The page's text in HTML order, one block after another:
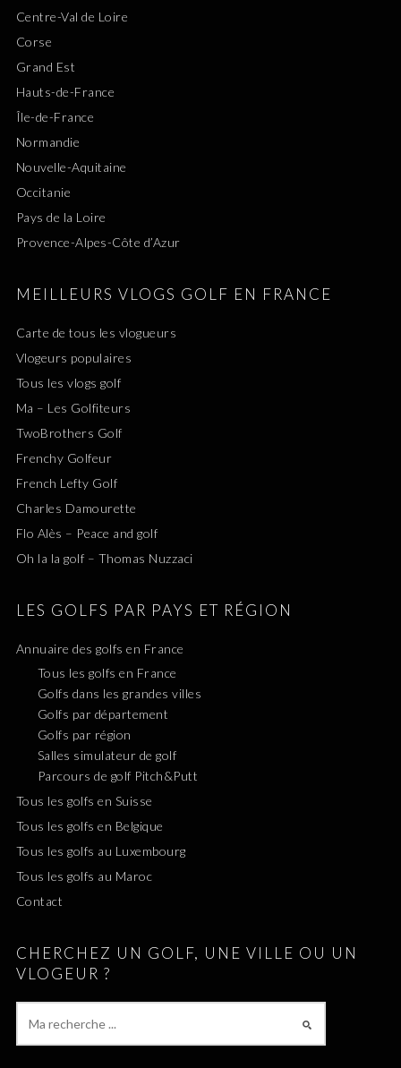
Centre-Val de Loire
Corse
Grand Est
Hauts-de-France
Île-de-France
Normandie
Nouvelle-Aquitaine
Occitanie
Pays de la Loire
Provence-Alpes-Côte d’Azur
MEILLEURS VLOGS GOLF EN FRANCE
Carte de tous les vlogueurs
Vlogeurs populaires
Tous les vlogs golf
Ma – Les Golfiteurs
TwoBrothers Golf
Frenchy Golfeur
French Lefty Golf
Charles Damourette
Flo Alès – Peace and golf
Oh la la golf – Thomas Nuzzaci
LES GOLFS PAR PAYS ET RÉGION
Annuaire des golfs en France
Tous les golfs en France
Golfs dans les grandes villes
Golfs par département
Golfs par région
Salles simulateur de golf
Parcours de golf Pitch&Putt
Tous les golfs en Suisse
Tous les golfs en Belgique
Tous les golfs au Luxembourg
Tous les golfs au Maroc
Contact
CHERCHEZ UN GOLF, UNE VILLE OU UN
VLOGEUR ?